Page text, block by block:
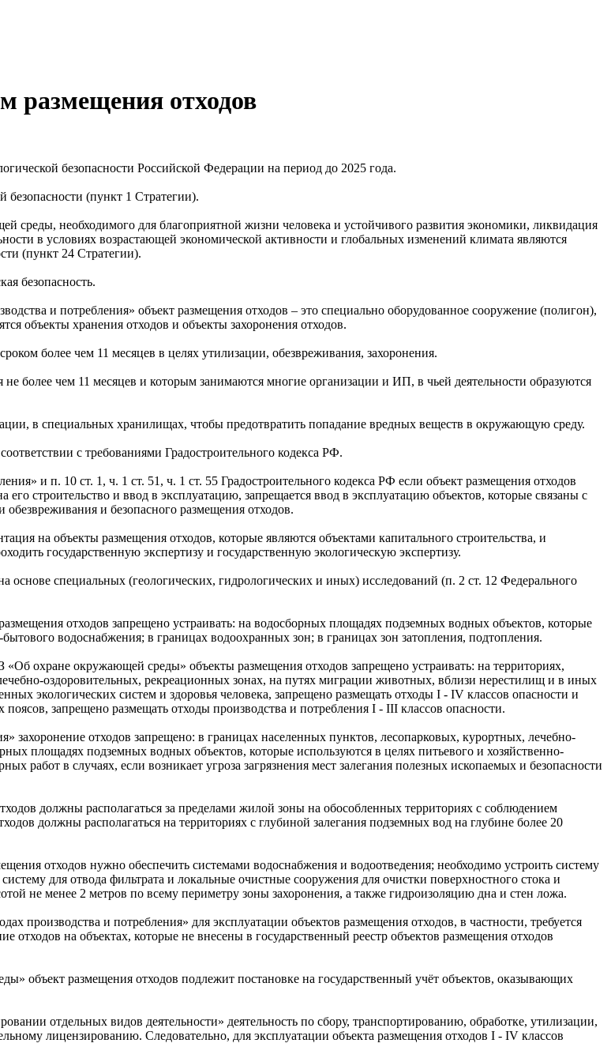
размещения отходов
безопасности Российской Федерации на период до 2025 года.
безопасности (пункт 1 Стратегии).
среды, необходимого для благоприятной жизни человека и устойчивого развития экономики, ликвидация
в условиях возрастающей экономической активности и глобальных изменений климата являются
(пункт 24 Стратегии).
безопасность.
и потребления» объект размещения отходов – это специально оборудованное сооружение (полигон),
объекты хранения отходов и объекты захоронения отходов.
более чем 11 месяцев в целях утилизации, обезвреживания, захоронения.
более чем 11 месяцев и которым занимаются многие организации и ИП, в чьей деятельности образуются
в специальных хранилищах, чтобы предотвратить попадание вредных веществ в окружающую среду.
с требованиями Градостроительного кодекса РФ.
и п. 10 ст. 1, ч. 1 ст. 51, ч. 1 ст. 55 Градостроительного кодекса РФ если объект размещения отходов
его строительство и ввод в эксплуатацию, запрещается ввод в эксплуатацию объектов, которые связаны с
и безопасного размещения отходов.
на объекты размещения отходов, которые являются объектами капитального строительства, и
государственную экспертизу и государственную экологическую экспертизу.
основе специальных (геологических, гидрологических и иных) исследований (п. 2 ст. 12 Федерального
отходов запрещено устраивать: на водосборных площадях подземных водных объектов, которые
водоснабжения; в границах водоохранных зон; в границах зон затопления, подтопления.
охране окружающей среды» объекты размещения отходов запрещено устраивать: на территориях,
оздоровительных, рекреационных зонах, на путях миграции животных, вблизи нерестилищ и в иных
экологических систем и здоровья человека, запрещено размещать отходы I - IV классов опасности и
запрещено размещать отходы производства и потребления I - III классов опасности.
захоронение отходов запрещено: в границах населенных пунктов, лесопарковых, курортных, лечебно-
площадях подземных водных объектов, которые используются в целях питьевого и хозяйственно-
работ в случаях, если возникает угроза загрязнения мест залегания полезных ископаемых и безопасности
должны располагаться за пределами жилой зоны на обособленных территориях с соблюдением
должны располагаться на территориях с глубиной залегания подземных вод на глубине более 20
отходов нужно обеспечить системами водоснабжения и водоотведения; необходимо устроить систему
для отвода фильтрата и локальные очистные сооружения для очистки поверхностного стока и
не менее 2 метров по всему периметру зоны захоронения, а также гидроизоляцию дна и стен ложа.
производства и потребления» для эксплуатации объектов размещения отходов, в частности, требуется
отходов на объектах, которые не внесены в государственный реестр объектов размещения отходов
объект размещения отходов подлежит постановке на государственный учёт объектов, оказывающих
отдельных видов деятельности» деятельность по сбору, транспортированию, обработке, утилизации,
лицензированию. Следовательно, для эксплуатации объекта размещения отходов I - IV классов